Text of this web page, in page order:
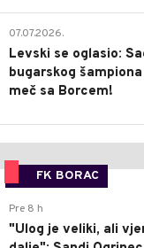
07.07.2026.
Levski se oglasio:
bugarskog
meč sa Borcem!
FK BORAC
Pre 8 h
"Ulog je veliki, ali